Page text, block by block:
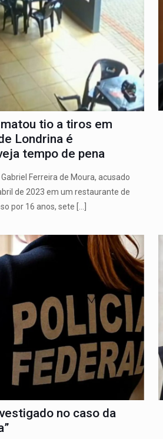
tio a tiros em
Londrina é
tempo de pena
Ferreira de Moura, acusado
de 2023 em um restaurante de
por 16 anos, sete […]
no caso da